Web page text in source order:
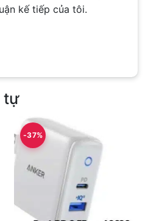
kế tiếp của tôi.
tự
-37%